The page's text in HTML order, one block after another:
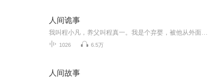
人间诡事
1026 6.5万
人间故事